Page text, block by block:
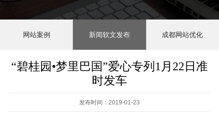
网站案例 新闻软文发布 成都网站优化
“碧桂园•梦里巴国”爱心专列1月22日准
时发车
发布时间：2019-01-23